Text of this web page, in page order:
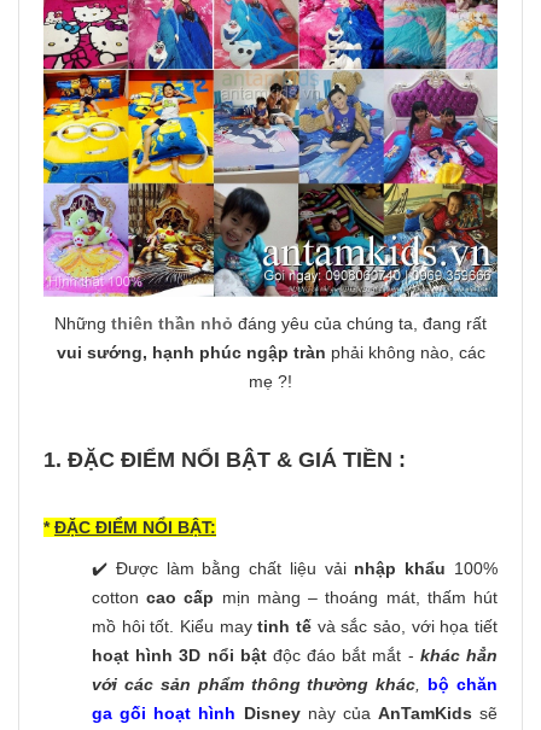
Những thiên thần nhỏ đáng yêu của chúng ta, đang rất
vui sướng, hạnh phúc ngập tràn phải không nào, các
mẹ ?!
1. ĐẶC ĐIỂM NỔI BẬT & GIÁ TIỀN :
*ĐẶC ĐIỂM NỔI BẬT:
✔️ Được làm bằng chất liệu vải nhập khẩu 100%
cottoncao cấp mịn màng – thoáng mát, thấm hút
mồ hôi tốt. Kiểu maytinh tế và sắc sảo, với họa tiết
hoạt hình 3D nổi bật độc đáo bắt mắt - khác hẳn
với các sản phẩm thông thường khác
bộ chăn
ga gối hoạt hình Disneynày của AnTamKids sẽ